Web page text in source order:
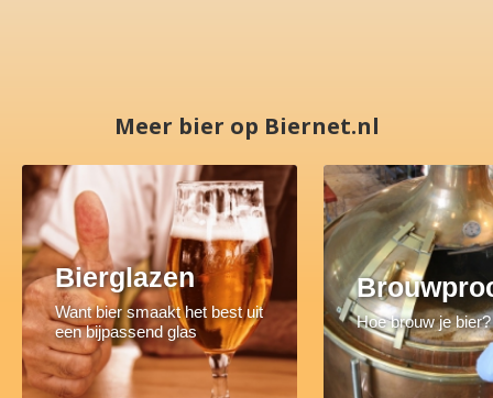
Meer bier op Biernet.nl
Bierglazen
Want bier smaakt het best uit
een bijpassend glas
Hoe brouw je bier?